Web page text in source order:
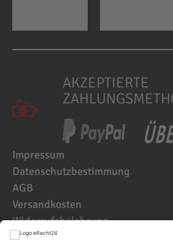
AKZEPTIERTE
Impressum
Datenschutzbestimmung
AGB
Versandkosten
Widerrufsbelehrung
Kundenbewertungen